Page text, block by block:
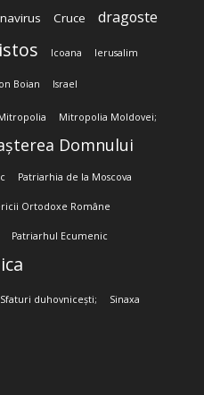
Cruce dragoste
Icoana Ierusalim
Boian Israel
Mitropolia Moldovei;
Domnului
Patriarhia de la Moscova
Ortodoxe Române
Patriarhul Ecumenic
Sfaturi duhovnicești; Sinaxa